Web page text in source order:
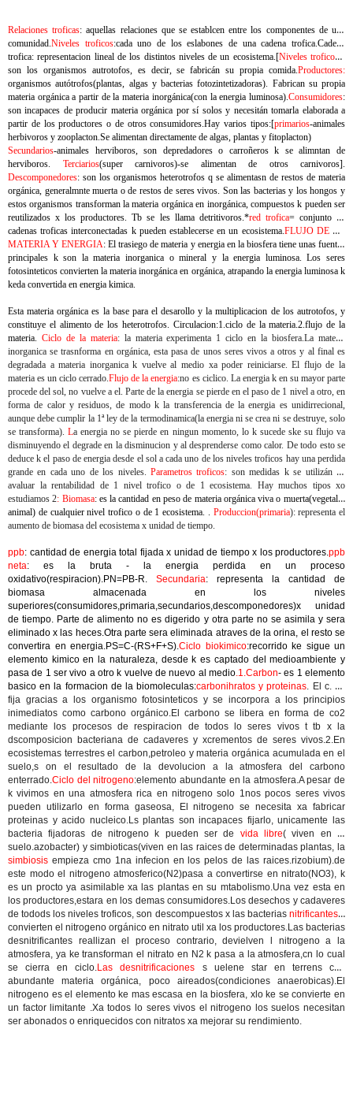
Relaciones troficas: aquellas relaciones que se establcen entre los componentes de una
comunidad.Niveles troficos:cada uno de los eslabones de una cadena trofica.Cadena
trofica: representacion lineal de los distintos niveles de un ecosistema.[Niveles troficos ]-
son los organismos autrotofos, es decir, se fabricán su propia comida.Productores:
organismos autótrofos(plantas, algas y bacterias fotozintetizadoras). Fabrican su propia
materia orgánica a partir de la materia inorgánica(con la energia luminosa).Consumidores:
son incapaces de producir materia orgánica por sí solos y necesitán tomarla elaborada a
partir de los productores o de otros consumidores.Hay varios tipos:[primarios-animales
herbivoros y zooplacton.Se alimentan directamente de algas, plantas y fitoplacton)
Secundarios-animales herviboros, son depredadores o carroñeros k se alimntan de
herviboros. Terciarios(super carnivoros)-se alimentan de otros carnivoros].
Descomponedores: son los organismos heterotrofos q se alimentasn de restos de materia
orgánica, generalmnte muerta o de restos de seres vivos. Son las bacterias y los hongos y
estos organismos transforman la materia orgánica en inorgánica, compuestos k pueden ser
reutilizados x los productores. Tb se les llama detritivoros.*red trofica= conjunto de
cadenas troficas interconectadas k pueden establecerse en un ecosistema.FLUJO DE LA
MATERIA Y ENERGIA: El trasiego de materia y energia en la biosfera tiene unas fuentes
principales k son la materia inorganica o mineral y la energia luminosa. Los seres
fotosinteticos convierten la materia inorgánica en orgánica, atrapando la energia luminosa k
keda convertida en energia kimica.
Esta materia orgánica es la base para el desarollo y la multiplicacion de los autrotofos, y
constituye el alimento de los heterotrofos. Circulacion:1.ciclo de la materia.2.flujo de la
materia. Ciclo de la materia: la materia experimenta 1 ciclo en la biosfera.La materia
inorganica se trasnforma en orgánica, esta pasa de unos seres vivos a otros y al final es
degradada a materia inorganica k vuelve al medio xa poder reiniciarse. El flujo de la
materia es un ciclo cerrado.Flujo de la energia:no es ciclico. La energia k en su mayor parte
procede del sol, no vuelve a el. Parte de la energia se pierde en el paso de 1 nivel a otro, en
forma de calor y residuos, de modo k la transferencia de la energia es unidirrecional,
aunque debe cumplir la 1ª ley de la termodinamica(la energia ni se crea ni se destruye, solo
se transforma).La energia no se pierde en ningun momento, lo k sucede ske su flujo va
disminuyendo el degrade en la disminucion y al desprenderse como calor. De todo esto se
deduce k el paso de energia desde el sol a cada uno de los niveles troficos hay una perdida
grande en cada uno de los niveles. Parametros troficos: son medidas k se utilizán xa
avaluar la rentabilidad de 1 nivel trofico o de 1 ecosistema. Hay muchos tipos xo
estudiamos 2: Biomasa: es la cantidad en peso de materia orgánica viva o muerta(vegetal o
animal) de cualquier nivel trofico o de 1 ecosistema. . Produccion(primaria): representa el
aumento de biomasa del ecosistema x unidad de tiempo.
ppb: cantidad de energia total fijada x unidad de tiempo x los productores.ppb
neta: es la bruta - la energia perdida en un proceso
oxidativo(respiracion).PN=PB-R. Secundaria: representa la cantidad de
biomasa almacenada en los niveles
superiores(consumidores,primaria,secundarios,descomponedores)x unidad
de tiempo. Parte de alimento no es digerido y otra parte no se asimila y sera
eliminado x las heces.Otra parte sera eliminada atraves de la orina, el resto se
convertira en energia.PS=C-(RS+F+S).Ciclo biokimico:recorrido ke sigue un
elemento kimico en la naturaleza, desde k es captado del medioambiente y
pasa de 1 ser vivo a otro k vuelve de nuevo al medio.1.Carbon- es 1 elemento
basico en la formacion de la biomoleculas:carbonihratos y proteinas. El c. se
fija gracias a los organismo fotosinteticos y se incorpora a los principios
inimediatos como carbono orgánico.El carbono se libera en forma de co2
mediante los procesos de respiracion de todos lo seres vivos t tb x la
dscomposicion bacteriana de cadaveres y xcrementos de seres vivos.2.En
ecosistemas terrestres el carbon,petroleo y materia orgánica acumulada en el
suelo,s on el resultado de la devolucion a la atmosfera del carbono
enterrado.Ciclo del nitrogeno:elemento abundante en la atmosfera.A pesar de
k vivimos en una atmosfera rica en nitrogeno solo 1nos pocos seres vivos
pueden utilizarlo en forma gaseosa, El nitrogeno se necesita xa fabricar
proteinas y acido nucleico.Ls plantas son incapaces fijarlo, unicamente las
bacteria fijadoras de nitrogeno k pueden ser de vida libre( viven en el
suelo.azobacter) y simbioticas(viven en las raices de determinadas plantas, la
simbiosis empieza cmo 1na infecion en los pelos de las raices.rizobium).de
este modo el nitrogeno atmosferico(N2)pasa a convertirse en nitrato(NO3), k
es un procto ya asimilable xa las plantas en su mtabolismo.Una vez esta en
los productores,estara en los demas consumidores.Los desechos y cadaveres
de todods los niveles troficos, son descompuestos x las bacterias nitrificantesk
convierten el nitrogeno orgánico en nitrato util xa los productores.Las bacterias
desnitrificantes reallizan el proceso contrario, devielven l nitrogeno a la
atmosfera, ya ke transforman el nitrato en N2 k pasa a la atmosfera,cn lo cual
se cierra en ciclo.Las desnitrificaciones s uelene star en terrens con
abundante materia orgánica, poco aireados(condiciones anaerobicas).El
nitrogeno es el elemento ke mas escasa en la biosfera, xlo ke se convierte en
un factor limitante .Xa todos lo seres vivos el nitrogeno los suelos necesitan
ser abonados o enriquecidos con nitratos xa mejorar su rendimiento.